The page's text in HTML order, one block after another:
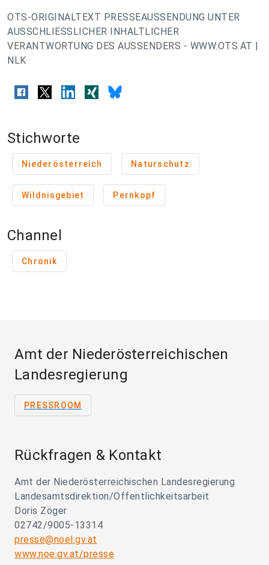
OTS-ORIGINALTEXT PRESSEAUSSENDUNG UNTER
AUSSCHLIESSLICHER INHALTLICHER
VERANTWORTUNG DES AUSSENDERS - WWW.OTS.AT |
NLK
Stichworte
Niederösterreich Naturschutz
Wildnisgebiet Pernkopf
Channel
Chronik
Amt der Niederösterreichischen
Landesregierung
PRESSROOM
Rückfragen & Kontakt
Amt der Niederösterreichischen Landesregierung
Landesamtsdirektion/Öffentlichkeitsarbeit
Doris Zöger
02742/9005-13314
presse@noel.gv.at
www.noe.gv.at/presse